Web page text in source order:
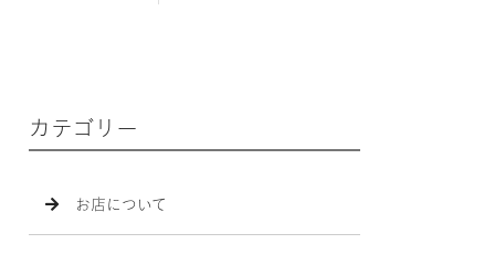
カテゴリー
お店について